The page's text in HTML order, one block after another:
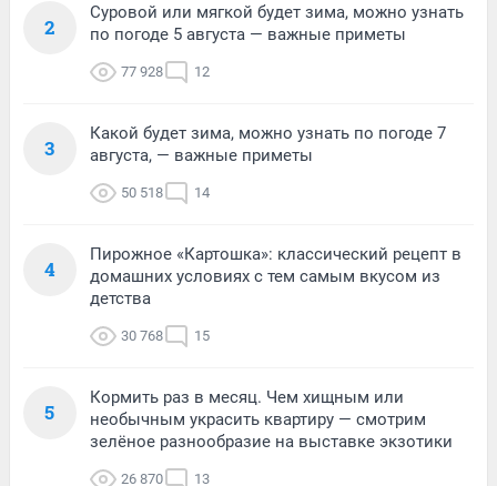
2
Суровой или мягкой будет зима, можно узнать
по погоде 5 августа — важные приметы
77 928 12
3
Какой будет зима, можно узнать по погоде 7
августа, — важные приметы
50 518 14
4
Пирожное «Картошка»: классический рецепт в
домашних условиях с тем самым вкусом из
детства
30 768 15
5
Кормить раз в месяц. Чем хищным или
необычным украсить квартиру — смотрим
зелёное разнообразие на выставке экзотики
26 870 13